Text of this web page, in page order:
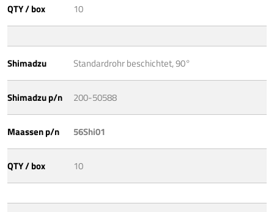
QTY / box 10
Shimadzu Standardrohr beschichtet, 90°
Shimadzu p/n 200-50588
Maassen p/n 56Shi01
QTY / box 10